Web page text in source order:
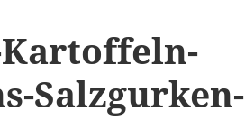
Salzgurken-